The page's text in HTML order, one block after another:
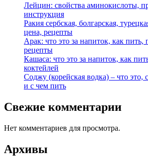
Лейцин: свойства аминокислоты,
инструкция
Ракия сербская, болгарская,
цена, рецепты
Арак: что это за напиток, как пить,
рецепты
Кашаса: что это за напиток, как
коктейлей
Соджу (корейская водка) – что это,
и с чем пить
Свежие комментарии
Нет комментариев для просмотра.
Архивы